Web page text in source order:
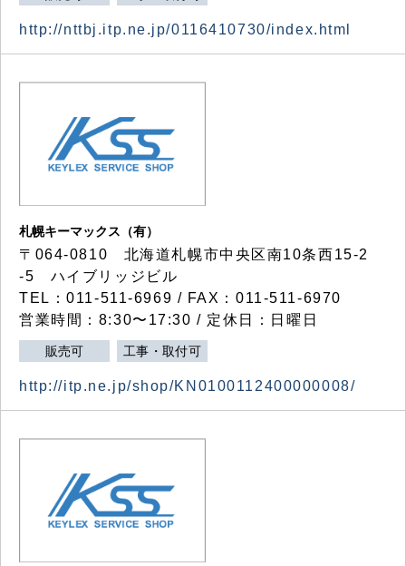
http://nttbj.itp.ne.jp/0116410730/index.html
札幌キーマックス（有）
〒064-0810 北海道札幌市中央区南10条西15-2
-5 ハイブリッジビル
TEL：011-511-6969 / FAX：011-511-6970
営業時間：8:30〜17:30 / 定休日：日曜日
販売可 工事・取付可
http://itp.ne.jp/shop/KN0100112400000008/